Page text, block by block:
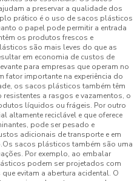
a preservar a qualidade dos
prático é o uso de sacos plásticos
o papel pode permitir a entrada
os produtos frescos e
são mais leves do que as
em economia de custos de
para empresas que operam no
fator importante na experiência do
os sacos plásticos também têm
a rasgos e vazamentos, o
líquidos ou frágeis. Por outro
altamente reciclável e que oferece
pode ser pesado e
adicionais de transporte e em
sacos plásticos também são uma
Por exemplo, ao embalar
podem ser projetados com
evitam a abertura acidental. O